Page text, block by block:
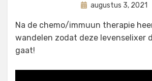
doorastrid
Geplaatst
augustus 3, 2021
Na de chemo/immuun therapie
wandelen zodat deze levenselixer
gaat!